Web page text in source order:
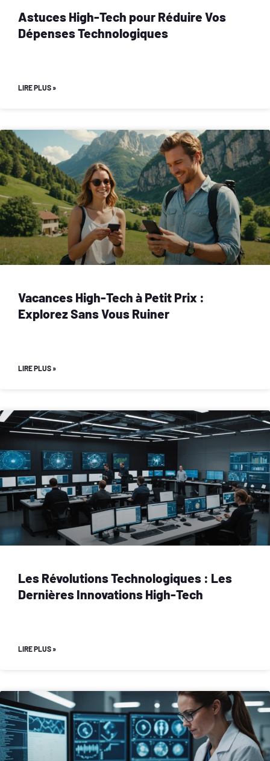
Astuces High-Tech pour Réduire Vos
Dépenses Technologiques
LIRE PLUS »
Vacances High-Tech à Petit Prix :
Explorez Sans Vous Ruiner
LIRE PLUS »
Les Révolutions Technologiques : Les
Dernières Innovations High-Tech
LIRE PLUS »